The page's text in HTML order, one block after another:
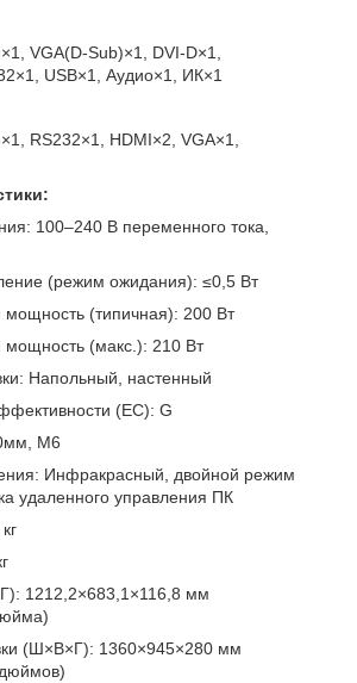
VGA(D-Sub)×1, DVI-D×1,
USB×1, Аудио×1, ИК×1
RS232×1, HDMI×2, VGA×1,
100–240 В переменного тока,
(режим ожидания): ≤0,5 Вт
(типичная): 200 Вт
мощность (макс.): 210 Вт
Напольный, настенный
(ЕС): G
М6
Инфракрасный, двойной режим
удаленного управления ПК
1212,2×683,1×116,8 мм
(Ш×В×Г): 1360×945×280 мм